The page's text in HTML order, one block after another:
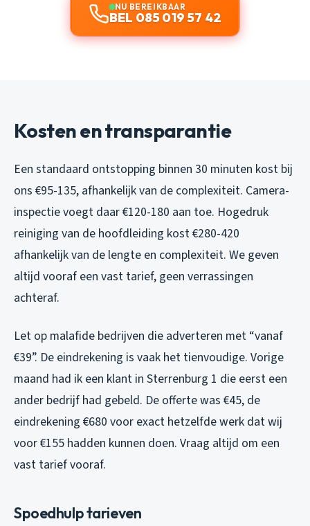
NU BEREIKBAAR
BEL 085 019 57 42
Kosten en transparantie
Een standaard ontstopping binnen 30 minuten kost bij
ons €95-135, afhankelijk van de complexiteit. Camera-
inspectie voegt daar €120-180 aan toe. Hogedruk
reiniging van de hoofdleiding kost €280-420
afhankelijk van de lengte en complexiteit. We geven
altijd vooraf een vast tarief, geen verrassingen
achteraf.
Let op malafide bedrijven die adverteren met “vanaf
€39”. De eindrekening is vaak het tienvoudige. Vorige
maand had ik een klant in Sterrenburg 1 die eerst een
ander bedrijf had gebeld. De offerte was €45, de
eindrekening €680 voor exact hetzelfde werk dat wij
voor €155 hadden kunnen doen. Vraag altijd om een
vast tarief vooraf.
Spoedhulp tarieven